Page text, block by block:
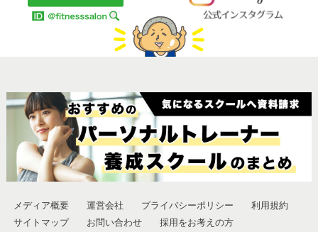
メディア概要 運営会社 プライバシーポリシー
利用規約
サイトマップ
お問い合わせ 採用をお考えの方